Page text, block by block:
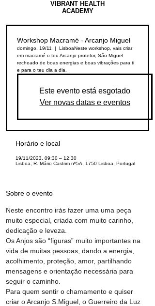
VIBRANT HEALTH
ACADEMY
Workshop Macramé - Arcanjo Miguel
domingo, 19/11
  |
LisboaNeste workshop, vais criar
em macramé o teu Arcanjo protetor, São Miguel
recheado de boas energias e boas vibrações para ti
e para o teu dia a dia.
Este evento está esgotado
Ver novas datas e eventos
Horário e local
19/11/2023, 09:30 – 12:30
Lisboa, R. Mário Castrim nº5A, 1750 Lisboa, Portugal
Sobre o evento
Neste encontro irás fazer uma uma peça
muito especial, criada com muito carinho,
dedicação e leveza.
Os Anjos são “figuras” muito importantes na
vida de muitas pessoas, dando a energia,
acolhimento, proteção, amor, partilhando
mensagens e orientação necessária para
seguir o caminho.
Para quem sentir o chamamento e quiser
criar o Arcanjo S.Miguel, o Guerreiro da Luz